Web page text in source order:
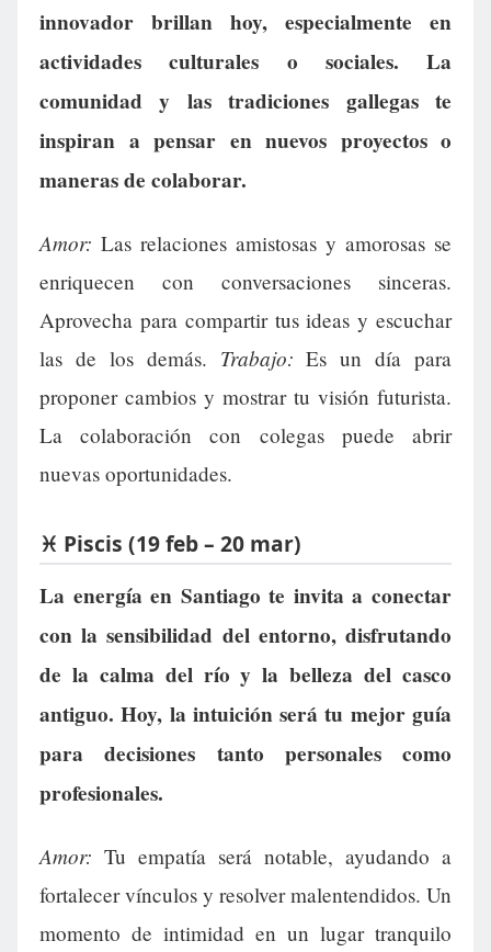
innovador brillan hoy, especialmente en
actividades culturales o sociales. La
comunidad y las tradiciones gallegas te
inspiran a pensar en nuevos proyectos o
maneras de colaborar.
Amor: Las relaciones amistosas y amorosas se
enriquecen con conversaciones sinceras.
Aprovecha para compartir tus ideas y escuchar
las de los demás. Trabajo: Es un día para
proponer cambios y mostrar tu visión futurista.
La colaboración con colegas puede abrir
nuevas oportunidades.
♓ Piscis (19 feb – 20 mar)
La energía en Santiago te invita a conectar
con la sensibilidad del entorno, disfrutando
de la calma del río y la belleza del casco
antiguo. Hoy, la intuición será tu mejor guía
para decisiones tanto personales como
profesionales.
Amor: Tu empatía será notable, ayudando a
fortalecer vínculos y resolver malentendidos. Un
momento de intimidad en un lugar tranquilo